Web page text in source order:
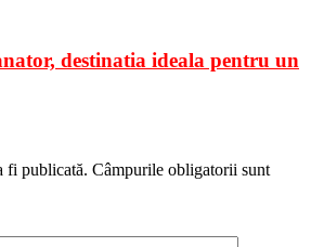
destinatia ideala pentru un
fi publicată. Câmpurile obligatorii sunt